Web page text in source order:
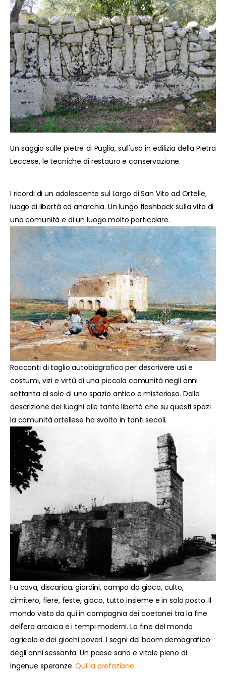
Un saggio sulle pietre di Puglia, sull'uso in edilizia della Pietra
Leccese, le tecniche di restauro e conservazione.
I ricordi di un adolescente sul Largo di San Vito ad Ortelle,
luogo di libertà ed anarchia. Un lungo flashback sulla vita di
una comunità e di un luogo molto particolare.
Racconti di taglio autobiografico per descrivere usi e
costumi, vizi e virtù di una piccola comunità negli anni
settanta al sole di uno spazio antico e misterioso. Dalla
descrizione dei luoghi alle tante libertà che su questi spazi
la comunità ortellese ha svolto in tanti secoli.
Fu cava, discarica, giardini, campo da gioco, culto,
cimitero, fiere, feste, gioco, tutto insieme e in solo posto. Il
mondo visto da qui in compagnia dei coetanei tra la fine
dell'era arcaica e i tempi moderni. La fine del mondo
agricolo e dei giochi poveri. I segni del boom demografico
degli anni sessanta. Un paese sano e vitale pieno di
ingenue speranze.Qui la prefazione